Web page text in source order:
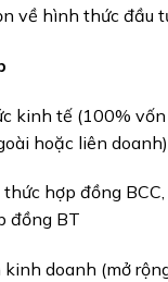
về hình thức đầu
kinh tế (100%
hoặc liên doanh)
hợp đồng BCC,
đồng BT
doanh (mở